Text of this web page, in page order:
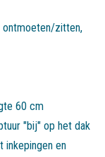
ontmoeten/zitten,
60 cm
"bij" op het dak
inkepingen en